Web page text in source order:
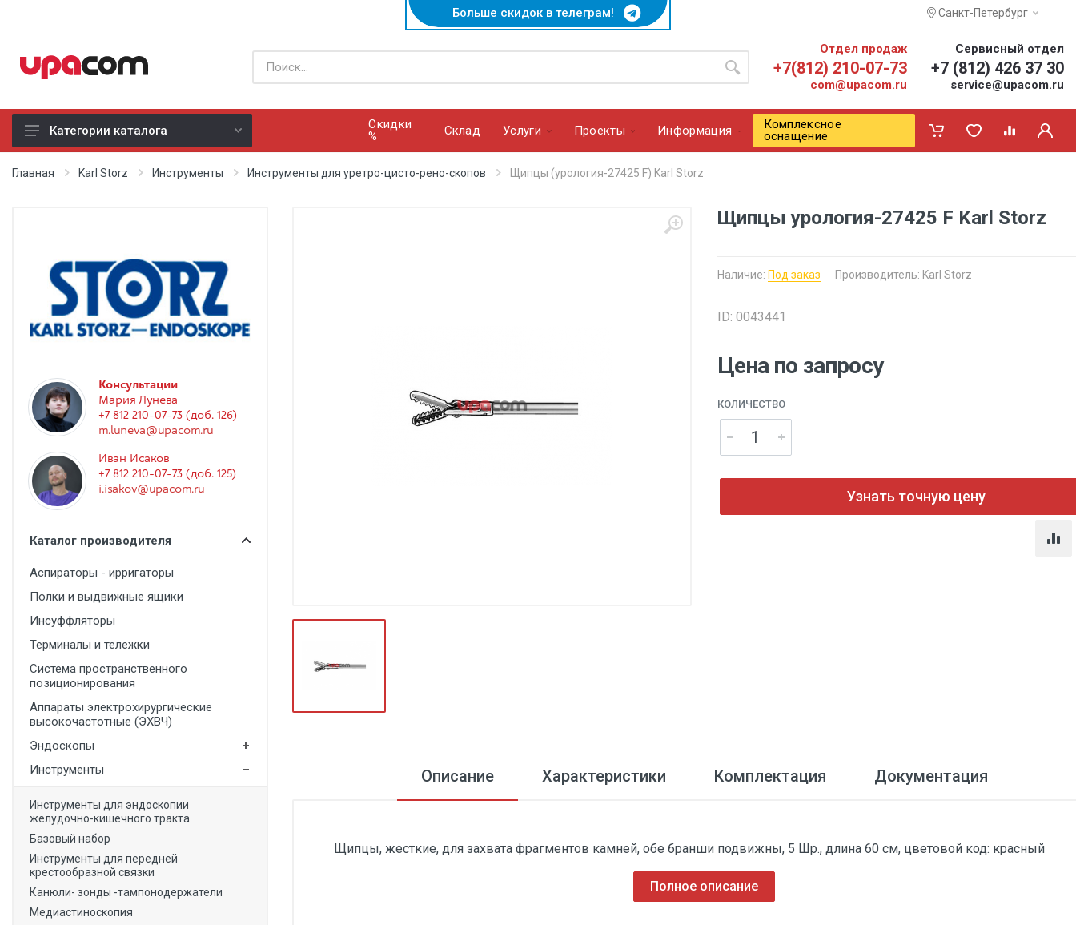
Больше скидок в телеграм! Санкт-Петербург
Отдел продаж
+7(812) 210-07-73
com@upacom.ru
Сервисный отдел
+7 (812) 426 37 30
service@upacom.ru
Б/У оборудование
Реанимация
Неонатология
Хирургия
Эндоскопия
Функциональная диагностика
Урология
Дезинфекция и стерилизация
Расходные материалы
Оториноларингология
Вспомогательное оборудование
Ветеринария
Стоматологическое оборудование
Лабораторное оборудование
Прачечное оборудование
Медицинские мониторы
Ортопедические товары
Косметология
Категории каталога
Скидки
%
Cклад Услуги Проекты Информация
Комплексное
оснащение
Главная Karl Storz Инструменты Инструменты для уретро-цисто-рено-скопов Щипцы (урология-27425 F) Karl Storz
Консультации
Мария Лунева
+7 812 210-07-73 (доб. 126)
m.luneva@upacom.ru
Иван Исаков
+7 812 210-07-73 (доб. 125)
i.isakov@upacom.ru
Каталог производителя
Аспираторы - ирригаторы
Полки и выдвижные ящики
Инсуффляторы
Терминалы и тележки
Система пространственного
позиционирования
Аппараты электрохирургические
высокочастотные (ЭХВЧ)
Эндоскопы
Инструменты
Инструменты для эндоскопии
желудочно-кишечного тракта
Базовый набор
Инструменты для передней
крестообразной связки
Канюли- зонды -тампонодержатели
Медиастиноскопия
Щипцы урология-27425 F Karl Storz
Наличие: Под заказ Производитель: Karl Storz
ID: 0043441
Цена по запросу
КОЛИЧЕСТВО
Узнать точную цену
Описание Характеристики Комплектация Документация
Щипцы, жесткие, для захвата фрагментов камней, обе бранши подвижны, 5 Шр., длина 60 см, цветовой код: красный
Полное описание